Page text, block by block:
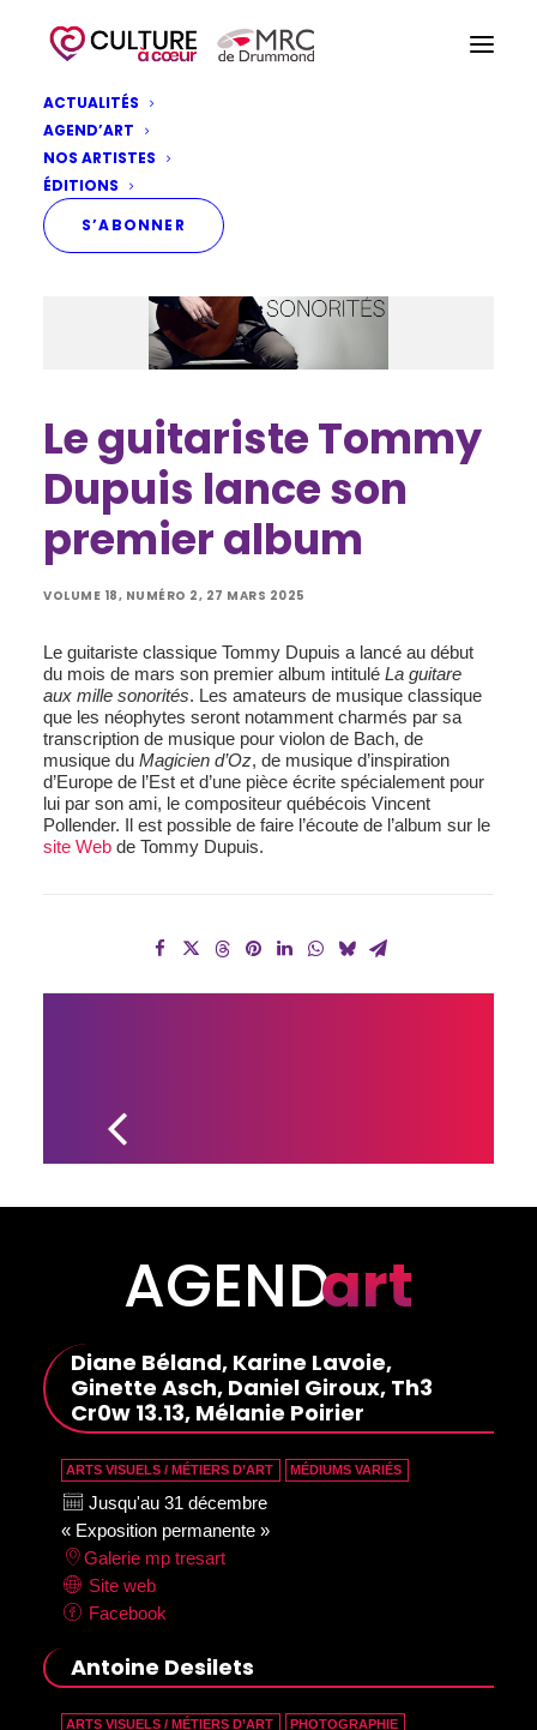
ACTUALITÉS
AGEND’ART
NOS ARTISTES
ÉDITIONS
S’ABONNER
Le guitariste Tommy
Dupuis lance son
premier album
VOLUME 18, NUMÉRO 2, 27 MARS 2025
Le guitariste classique Tommy Dupuis a lancé au début
du mois de mars son premier album intitulé La guitare
aux mille sonorités. Les amateurs de musique classique
que les néophytes seront notamment charmés par sa
transcription de musique pour violon de Bach, de
musique du Magicien d’Oz, de musique d’inspiration
d’Europe de l’Est et d’une pièce écrite spécialement pour
lui par son ami, le compositeur québécois Vincent
Pollender. Il est possible de faire l’écoute de l’album sur le
site Web de Tommy Dupuis.
AGENDart
Diane Béland, Karine Lavoie,
Ginette Asch, Daniel Giroux, Th3
Cr0w 13.13, Mélanie Poirier
ARTS VISUELS / MÉTIERS D’ART MÉDIUMS VARIÉS
Jusqu'au 31 décembre
« Exposition permanente »
Galerie mp tresart
Site web
Facebook
Antoine Desilets
ARTS VISUELS / MÉTIERS D’ART PHOTOGRAPHIE